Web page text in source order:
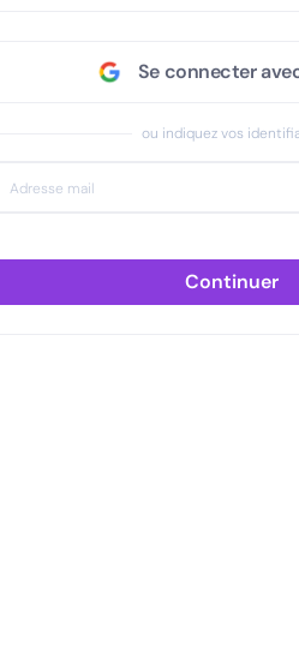
Se connecter
ou indiquez vos
Continuer